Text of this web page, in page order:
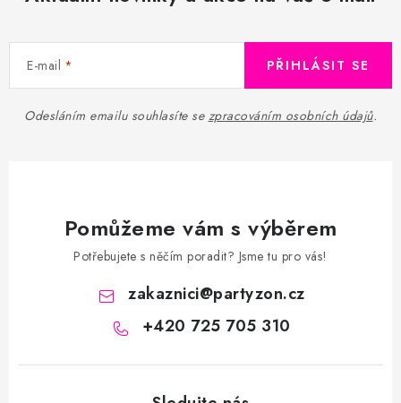
E-mail
Odesláním emailu souhlasíte se zpracováním osobních údajů.
PŘIHLÁSIT SE
Pomůžeme vám s výběrem
Potřebujete s něčím poradit? Jsme tu pro vás!
zakaznici@partyzon.cz
+420 725 705 310